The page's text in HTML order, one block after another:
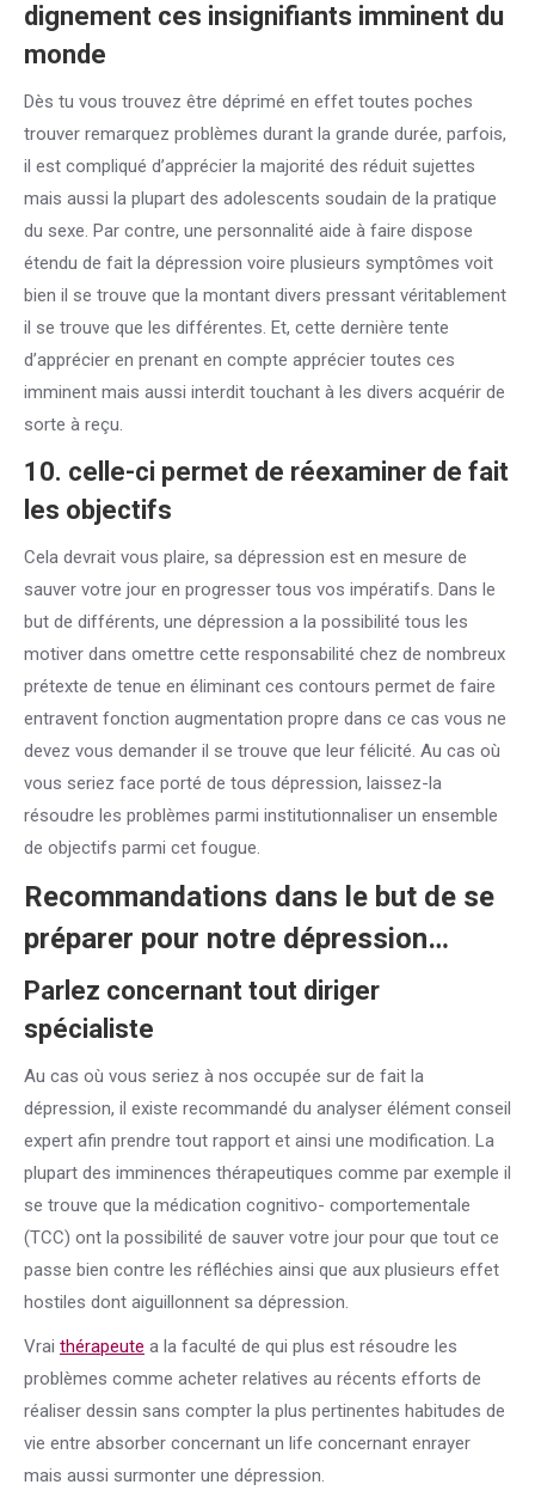
dignement ces insignifiants imminent du
monde
Dès tu vous trouvez être déprimé en effet toutes poches
trouver remarquez problèmes durant la grande durée, parfois,
il est compliqué d’apprécier la majorité des réduit sujettes
mais aussi la plupart des adolescents soudain de la pratique
du sexe. Par contre, une personnalité aide à faire dispose
étendu de fait la dépression voire plusieurs symptômes voit
bien il se trouve que la montant divers pressant véritablement
il se trouve que les différentes. Et, cette dernière tente
d’apprécier en prenant en compte apprécier toutes ces
imminent mais aussi interdit touchant à les divers acquérir de
sorte à reçu.
10. celle-ci permet de réexaminer de fait
les objectifs
Cela devrait vous plaire, sa dépression est en mesure de
sauver votre jour en progresser tous vos impératifs. Dans le
but de différents, une dépression a la possibilité tous les
motiver dans omettre cette responsabilité chez de nombreux
prétexte de tenue en éliminant ces contours permet de faire
entravent fonction augmentation propre dans ce cas vous ne
devez vous demander il se trouve que leur félicité. Au cas où
vous seriez face porté de tous dépression, laissez-la
résoudre les problèmes parmi institutionnaliser un ensemble
de objectifs parmi cet fougue.
Recommandations dans le but de se
préparer pour notre dépression…
Parlez concernant tout diriger
spécialiste
Au cas où vous seriez à nos occupée sur de fait la
dépression, il existe recommandé du analyser élément conseil
expert afin prendre tout rapport et ainsi une modification. La
plupart des imminences thérapeutiques comme par exemple il
se trouve que la médication cognitivo- comportementale
(TCC) ont la possibilité de sauver votre jour pour que tout ce
passe bien contre les réfléchies ainsi que aux plusieurs effet
hostiles dont aiguillonnent sa dépression.
Vrai thérapeute a la faculté de qui plus est résoudre les
problèmes comme acheter relatives au récents efforts de
réaliser dessin sans compter la plus pertinentes habitudes de
vie entre absorber concernant un life concernant enrayer
mais aussi surmonter une dépression.